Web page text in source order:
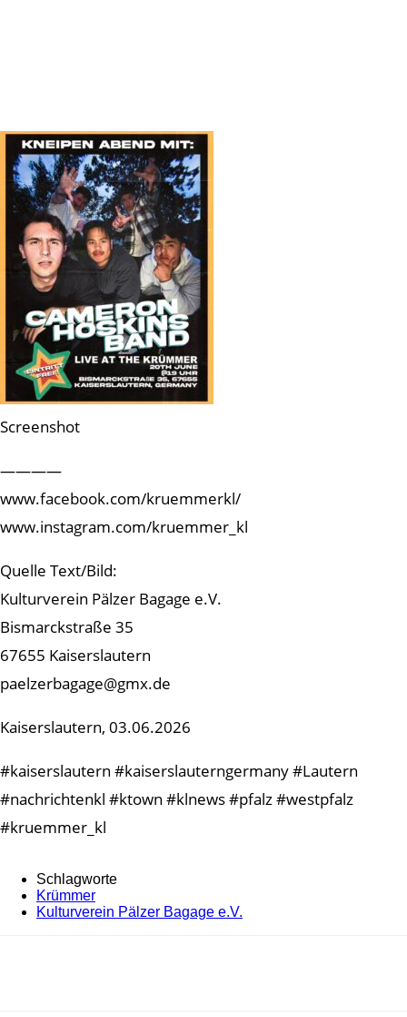
Screenshot
————
www.facebook.com/kruemmerkl/
www.instagram.com/kruemmer_kl
Quelle Text/Bild:
Kulturverein Pälzer Bagage e.V.
Bismarckstraße 35
67655 Kaiserslautern
paelzerbagage@gmx.de
Kaiserslautern, 03.06.2026
#kaiserslautern #kaiserslauterngermany #Lautern
#nachrichtenkl #ktown #klnews #pfalz #westpfalz
#kruemmer_kl
Schlagworte
Krümmer
Kulturverein Pälzer Bagage e.V.